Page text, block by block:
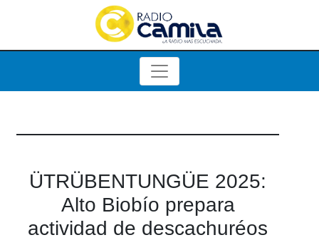
ÜTRÜBENTUNGÜE 2025:
Alto Biobío prepara
actividad de descachuréos